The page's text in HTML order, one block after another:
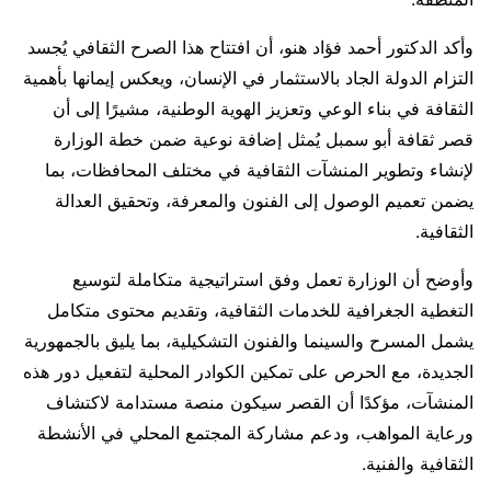
وأكد الدكتور أحمد فؤاد هنو، أن افتتاح هذا الصرح الثقافي يُجسد
التزام الدولة الجاد بالاستثمار في الإنسان، ويعكس إيمانها بأهمية
الثقافة في بناء الوعي وتعزيز الهوية الوطنية، مشيرًا إلى أن
قصر ثقافة أبو سمبل يُمثل إضافة نوعية ضمن خطة الوزارة
لإنشاء وتطوير المنشآت الثقافية في مختلف المحافظات، بما
يضمن تعميم الوصول إلى الفنون والمعرفة، وتحقيق العدالة
الثقافية.
وأوضح أن الوزارة تعمل وفق استراتيجية متكاملة لتوسيع
التغطية الجغرافية للخدمات الثقافية، وتقديم محتوى متكامل
يشمل المسرح والسينما والفنون التشكيلية، بما يليق بالجمهورية
الجديدة، مع الحرص على تمكين الكوادر المحلية لتفعيل دور هذه
المنشآت، مؤكدًا أن القصر سيكون منصة مستدامة لاكتشاف
ورعاية المواهب، ودعم مشاركة المجتمع المحلي في الأنشطة
الثقافية والفنية.